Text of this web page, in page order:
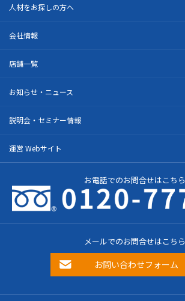
人材をお探しの方へ
会社情報
店舗一覧
お知らせ・ニュース
説明会・セミナー情報
運営 Webサイト
お電話でのお問合せはこちら
メールでのお問合せはこちら
お問い合わせフォーム